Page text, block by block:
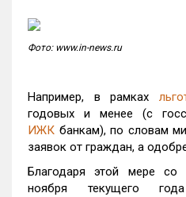
Фото: www.in-news.ru
Например, в рамках
годовых и менее (с
ИЖК банкам), по словам
заявок от граждан, а
Благодаря этой мере
ноября текущего